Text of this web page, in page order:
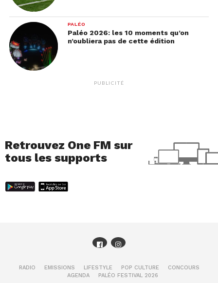
PALÉO
Paléo 2026: les 10 moments qu’on
n’oubliera pas de cette édition
PUBLICITÉ
Retrouvez One FM sur
tous les supports
RADIO EMISSIONS LIFESTYLE POP CULTURE
CONCOURS
AGENDA
PALÉO FESTIVAL 2026